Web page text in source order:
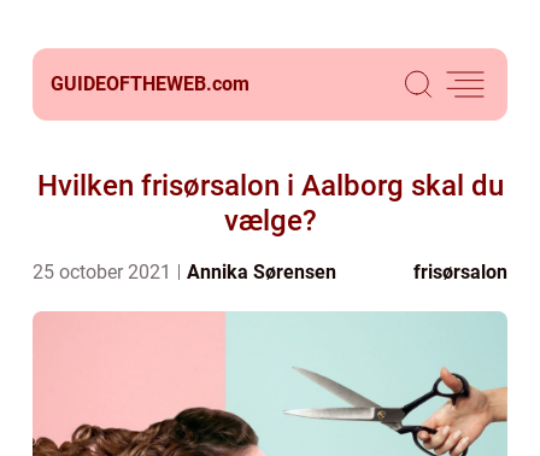
GUIDEOFTHEWEB.com
Hvilken frisørsalon i Aalborg skal du
vælge?
25 october 2021 Annika Sørensen frisørsalon